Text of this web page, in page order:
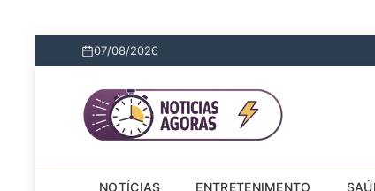
07/08/2026
NOTÍCIAS ENTRETENIMENTO